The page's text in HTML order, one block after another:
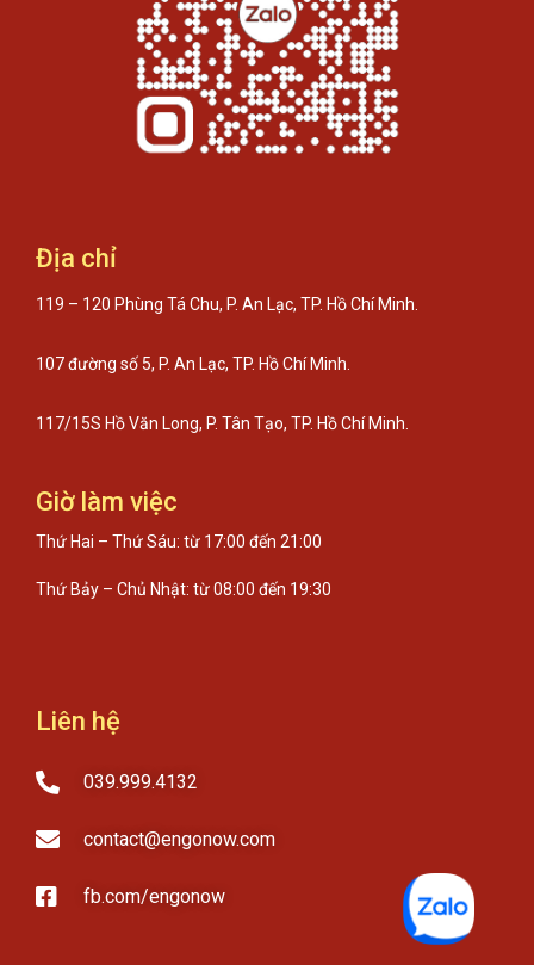
Địa chỉ
119 – 120 Phùng Tá Chu, P. An Lạc, TP. Hồ Chí Minh.
107 đường số 5, P. An Lạc, TP. Hồ Chí Minh.
117/15S Hồ Văn Long, P. Tân Tạo, TP. Hồ Chí Minh.
Giờ làm việc
Thứ Hai – Thứ Sáu: từ 17:00 đến 21:00
Thứ Bảy – Chủ Nhật: từ 08:00 đến 19:30
Liên hệ
039.999.4132
contact@engonow.com
fb.com/engonow​